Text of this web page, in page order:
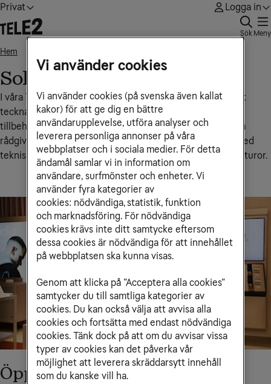
Privat Logga in
Sök Meny
Hem
Solna, Mall of Scandinavia
I våra Tele2‑butiker får du personlig hjälp med allt från att
teckna eller ändra abonnemang till att köpa mobiler och
tillbehör samt bredbands- och tv-abonnemang. Du kan få
rådgivning om vilken lösning som passar dig bäst, hjälp med
tekniska inställningar, nummerflytt eller support kring fakturor.
Öppettider
Vi använder cookies
Vi använder cookies (på svenska även kallat
kakor) för att ge dig en bättre
användarupplevelse, utföra analyser och
leverera personliga annonser på våra
webbplatser och i sociala medier. För detta
ändamål samlar vi in information om
användare, surfmönster och enheter. Vi
använder fyra kategorier av
cookies: nödvändiga, statistik, funktion
och marknadsföring. För nödvändiga
cookies krävs inte ditt samtycke eftersom
dessa cookies är nödvändiga för att innehållet
på webbplatsen ska kunna visas.
Genom att klicka på ”Acceptera alla cookies”
samtycker du till samtliga kategorier av
cookies. Du kan också välja att avvisa alla
cookies och fortsätta med endast nödvändiga
cookies. Tänk dock på att om du avvisar vissa
typer av cookies kan det påverka vår
möjlighet att leverera skräddarsytt innehåll
som du kanske vill ha.